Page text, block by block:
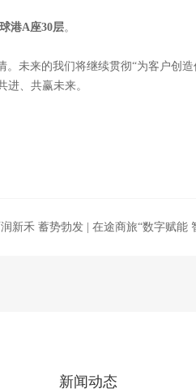
港A座30层。
未来的我们将继续贯彻“为客户创
、共赢未来。
新禾 蓄势勃发 | 在途商旅“数字赋能
新闻动态